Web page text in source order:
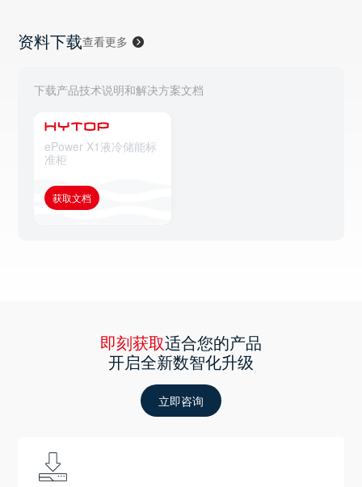
资料下载查看更多
下载产品技术说明和解决方案文档
ePower X1液冷储能标
准柜
获取文档
即刻获取适合您的产品
开启全新数智化升级
立即咨询